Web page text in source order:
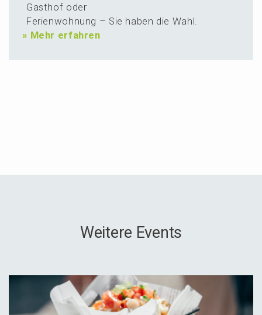
Gasthof oder
Ferien­woh­nung – Sie haben die Wahl.
» Mehr erfahren
Weitere Events